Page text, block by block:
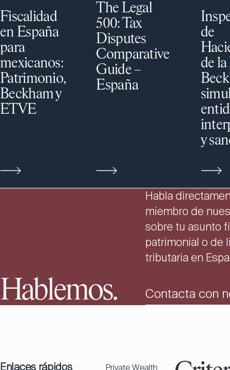
Fiscalidad
en España
para
mexicanos:
Patrimonio,
Beckham y
ETVE
The Legal
500: Tax
Disputes
Comparative
Guide –
España
de
de
y
Hablemos.
Habla
miembro de
sobre tu asunto
patrimonial o de
tributaria en
Contacta con
Enlaces rápidos